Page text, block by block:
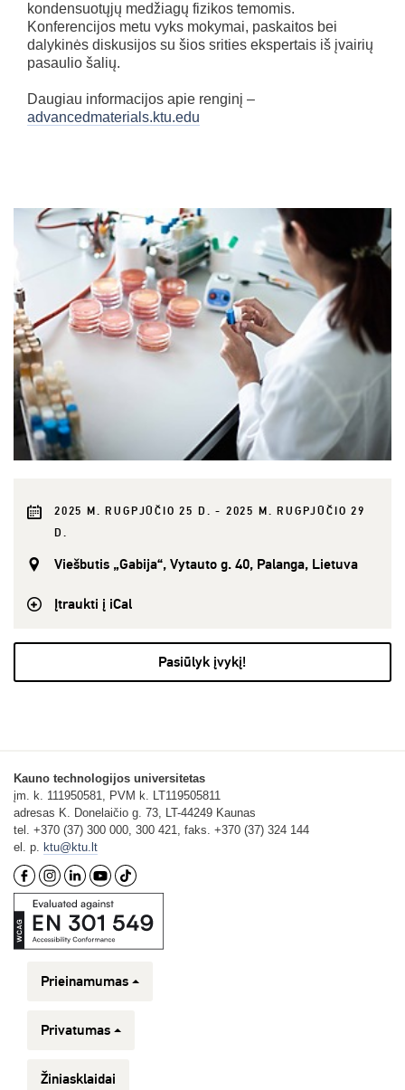
kondensuotųjų medžiagų fizikos temomis.
Konferencijos metu vyks mokymai, paskaitos bei
dalykinės diskusijos su šios srities ekspertais iš įvairių
pasaulio šalių.
Daugiau informacijos apie renginį –
advancedmaterials.ktu.edu
2025 M. RUGPJŪČIO 25 D. - 2025 M. RUGPJŪČIO 29
D.
Viešbutis „Gabija“, Vytauto g. 40, Palanga, Lietuva
Įtraukti į iCal
Pasiūlyk įvykį!
Kauno technologijos universitetas
įm. k. 111950581, PVM k. LT119505811
adresas K. Donelaičio g. 73, LT-44249 Kaunas
tel. +370 (37) 300 000, 300 421, faks. +370 (37) 324 144
el. p. ktu@ktu.lt
Prieinamumas
Privatumas
Žiniasklaidai